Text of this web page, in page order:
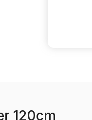
120cm